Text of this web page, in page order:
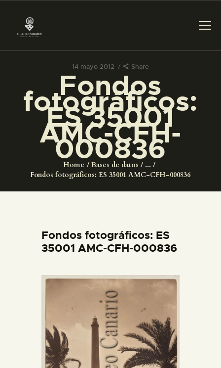
14 mayo 2012 Share
Fondos
fotográficos:
ES 35001
AMC-CFH-
000836
Home Bases de datos
...
Fondos fotográficos: ES 35001 AMC-CFH-000836
PREPARAR LA VISITA
ACTIVIDADES
█
EL MUSEO
DIDÁCTICA
PREPARAR LA VISITA
ACTIVIDADES
█
Fondos fotográficos: ES
35001 AMC-CFH-000836